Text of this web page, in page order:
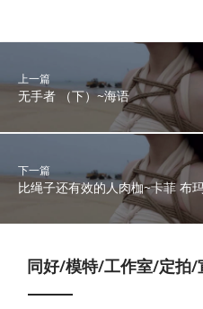
上一篇
无手者 （下）~海语
下一篇
比绳子还有效的人肉枷~卡菲 布
同好/模特/工作室/定拍/